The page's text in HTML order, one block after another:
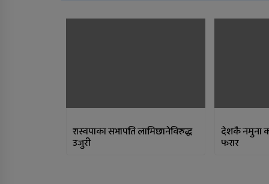
रास्वपाका सभापति लामिछानेविरुद्ध
उजुरी
देशकै नमुना
फरार